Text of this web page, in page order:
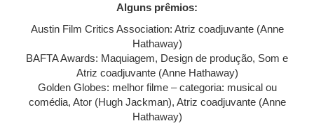
Alguns prêmios:
Austin Film Critics Association: Atriz coadjuvante (Anne
Hathaway)
BAFTA Awards: Maquiagem, Design de produção, Som e
Atriz coadjuvante (Anne Hathaway)
Golden Globes: melhor filme – categoria: musical ou
comédia, Ator (Hugh Jackman), Atriz coadjuvante (Anne
Hathaway)